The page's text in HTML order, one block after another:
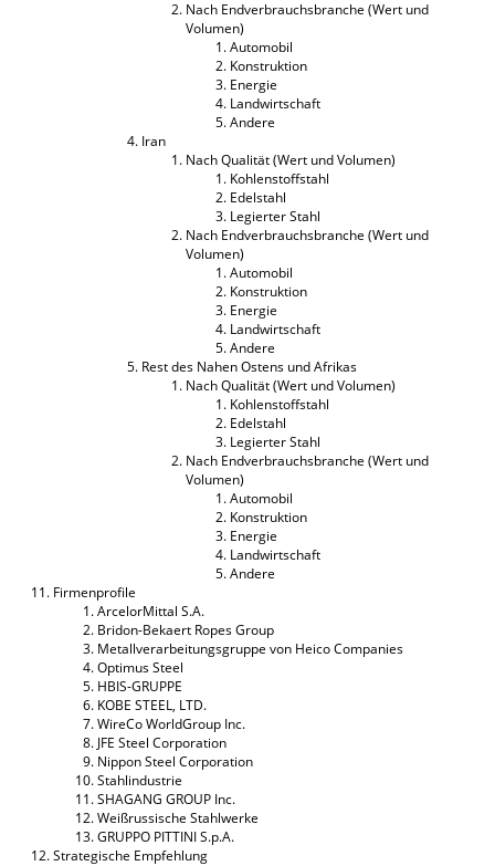
Nach Endverbrauchsbranche (Wert und
Volumen)
Automobil
Konstruktion
Energie
Landwirtschaft
Andere
Iran
Nach Qualität (Wert und Volumen)
Kohlenstoffstahl
Edelstahl
Legierter Stahl
Nach Endverbrauchsbranche (Wert und
Volumen)
Automobil
Konstruktion
Energie
Landwirtschaft
Andere
Rest des Nahen Ostens und Afrikas
Nach Qualität (Wert und Volumen)
Kohlenstoffstahl
Edelstahl
Legierter Stahl
Nach Endverbrauchsbranche (Wert und
Volumen)
Automobil
Konstruktion
Energie
Landwirtschaft
Andere
Firmenprofile
ArcelorMittal S.A.
Bridon-Bekaert Ropes Group
Metallverarbeitungsgruppe von Heico Companies
Optimus Steel
HBIS-GRUPPE
KOBE STEEL, LTD.
WireCo WorldGroup Inc.
JFE Steel Corporation
Nippon Steel Corporation
Stahlindustrie
SHAGANG GROUP Inc.
Weißrussische Stahlwerke
GRUPPO PITTINI S.p.A.
Strategische Empfehlung